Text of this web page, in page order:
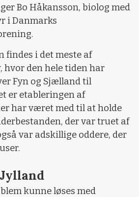
Bo Håkansson, biolog med
i Danmarks
findes i det meste af
hvor den hele tiden har
Fyn og Sjælland til
er etableringen af
har været med til at holde
der var truet af
var adskillige oddere, der
kunne løses med